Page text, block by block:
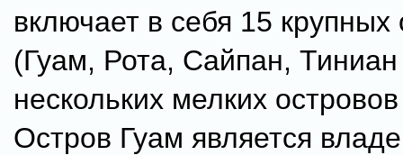
включает в себя 15 крупных
(Гуам, Рота, Сайпан, Тиниан
нескольких мелких
Остров Гуам является